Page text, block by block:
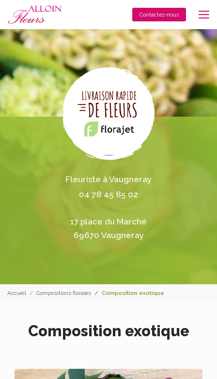
contenu
principal
Contactez-nous
Fleuriste à Vaugneray
04 78 45 85 02
17 place du Marché
69670 Vaugneray
Accueil Compositions florales Composition exotique
Composition exotique